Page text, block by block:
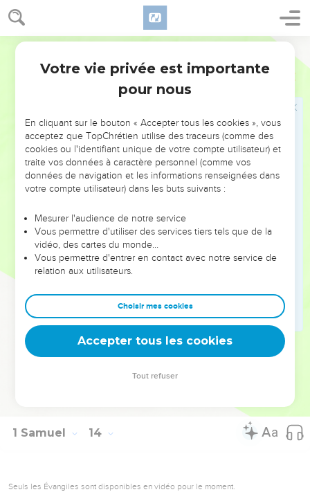
1 Samuel 13
Et Saül et Jonathan, son fils, et le peuple qui se trouvait
avec eux, demeuraient à Guéba de Benjamin, et les Philistins
campaient à Micmash.
Et les ravageurs sortirent du camp des Philistins en trois
corps : un corps prit le chemin d'Ophra, vers le pays de
et un corps prit le chemin de Beth-Horon, et un corps prit
le chemin de la frontière qui regarde la vallée de Tseboïm,
vers le désert.
Et il ne se trouvait pas de forgeron dans tout le pays
d'Israël ; car les Philistins avaient dit : Que les Hébreux ne
Et tout Israël descendait vers les Philistins pour aiguiser
chacun son soc, et sa houe, et sa hache, et sa faucille,
lorsque le tranchant des faucilles et des houes et des
tridents et des haches étaient émoussé, et pour redresser un
aiguillon.
Et il arriva que, le jour du combat, il ne se trouva ni épée
ni lance dans la main de tout le peuple qui était avec Saül et
avec Jonathan ; il ne s'en trouvait que chez Saül et chez
1 Samuel 14
Seuls les Évangiles sont disponibles en vidéo pour le moment.
Votre vie privée est importante
pour nous
En cliquant sur le bouton « Accepter tous les cookies », vous
acceptez que TopChrétien utilise des traceurs (comme des
cookies ou l'identifiant unique de votre compte utilisateur) et
traite vos données à caractère personnel (comme vos
données de navigation et les informations renseignées dans
votre compte utilisateur) dans les buts suivants :
Mesurer l'audience de notre service
Vous permettre d'utiliser des services tiers tels que de la
vidéo, des cartes du monde…
Vous permettre d'entrer en contact avec notre service de
relation aux utilisateurs.
Choisir mes cookies
Accepter tous les cookies
Tout refuser